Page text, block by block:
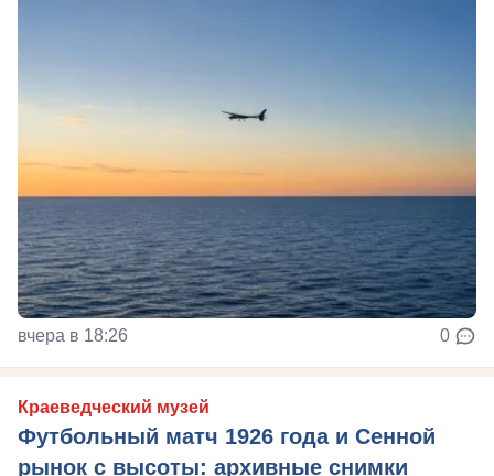
вчера в 18:26 0
Краеведческий музей
Футбольный матч 1926 года и Сенной
рынок с высоты: архивные снимки